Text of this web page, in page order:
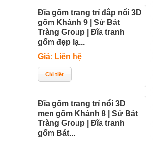
Đĩa gốm trang trí đắp nổi 3D
gốm Khánh 9 | Sứ Bát
Tràng Group | Đĩa tranh
gốm đẹp lạ...
Giá: Liên hệ
Đĩa gốm trang trí nổi 3D
men gốm Khánh 8 | Sứ Bát
Tràng Group | Đĩa tranh
gốm Bát...